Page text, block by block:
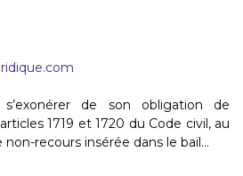
de son obligation de
1719 et 1720 du Code civil, au
recours insérée dans le bail...